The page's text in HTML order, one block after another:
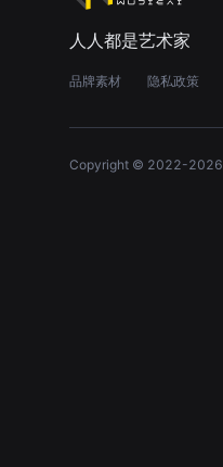
人人都是艺术家
品牌素材 隐私政策
Copyright © 2022-2026